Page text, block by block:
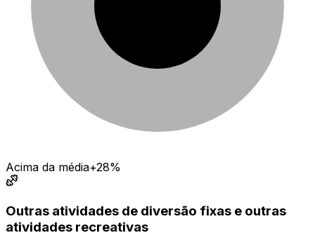
Acima da média+28%
Outras atividades de diversão fixas e outras
atividades recreativas